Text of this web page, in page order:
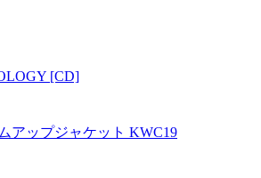
[CD]
アップジャケット KWC19